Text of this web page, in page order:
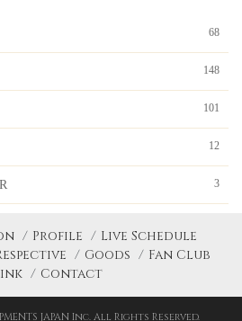
68
148
101
12
3
Profile
Live Schedule
Goods
Fan Club
Contact
JAPAN Inc. All Rights Reserved.